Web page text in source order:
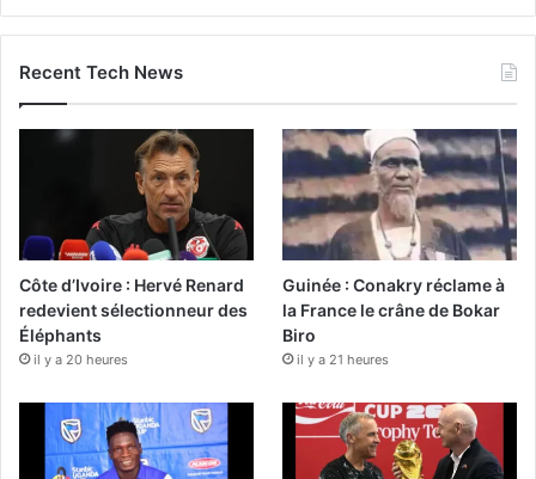
Recent Tech News
Côte d’Ivoire : Hervé Renard
redevient sélectionneur des
Éléphants
il y a 20 heures
Guinée : Conakry réclame à
la France le crâne de Bokar
Biro
il y a 21 heures